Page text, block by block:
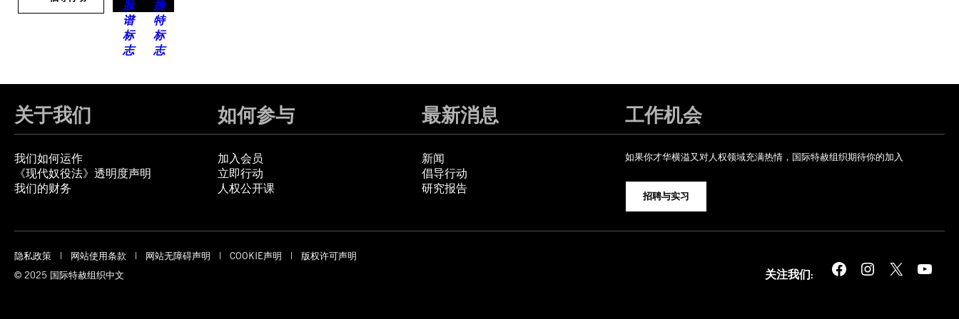
关于我们
我们如何运作
《现代奴役法》透明度声明
我们的财务
如何参与
加入会员
立即行动
人权公开课
最新消息
新闻
倡导行动
研究报告
工作机会
如果你才华横溢又对人权领域充满热情，国际特赦组织期待你的加入
招聘与实习
隐私政策 网站使用条款 网站无障碍声明 COOKIE声明
版权许可声明
© 2025 国际特赦组织中文
关注我们: Facebook Instagram X YouTube